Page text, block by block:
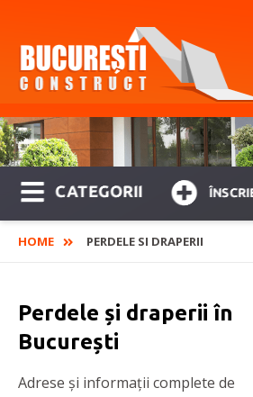
CATEGORII
HOME PERDELE SI DRAPERII
Perdele și draperii în
București
Adrese și informații complete de